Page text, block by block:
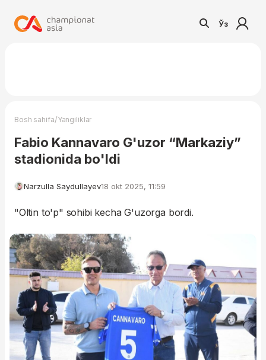
Ўз
Bosh sahifa/Yangiliklar
Fabio Kannavaro G'uzor “Markaziy”
stadionida bo'ldi
Narzulla Saydullayev18 okt 2025, 11:59
"Oltin to'p" sohibi kecha G'uzorga bordi.